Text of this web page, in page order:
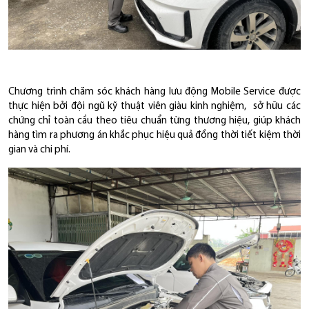
Chương trình chăm sóc khách hàng lưu động Mobile Service được
thực hiện bởi đội ngũ kỹ thuật viên giàu kinh nghiệm, sở hữu các
chứng chỉ toàn cầu theo tiêu chuẩn từng thương hiệu, giúp khách
hàng tìm ra phương án khắc phục hiệu quả đồng thời tiết kiệm thời
gian và chi phí.